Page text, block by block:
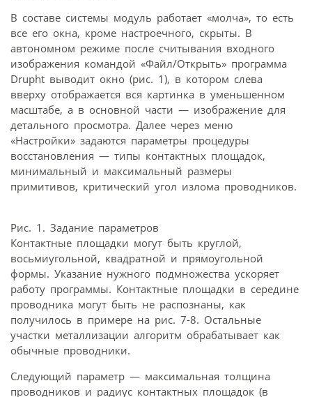
В составе системы модуль работает «молча», то есть
все его окна, кроме настроечного, скрыты. В
автономном режиме после считывания входного
изображения командой «Файл/Открыть» программа
Drupht выводит окно (рис. 1), в котором слева
вверху отображается вся картинка в уменьшенном
масштабе, а в основной части — изображение для
детального просмотра. Далее через меню
«Настройки» задаются параметры процедуры
восстановления — типы контактных площадок,
минимальный и максимальный размеры
примитивов, критический угол излома проводников.
Рис. 1. Задание параметров
Контактные площадки могут быть круглой,
восьмиугольной, квадратной и прямоугольной
формы. Указание нужного подмножества ускоряет
работу программы. Контактные площадки в середине
проводника могут быть не распознаны, как
получилось в примере на рис. 7-8. Остальные
участки металлизации алгоритм обрабатывает как
обычные проводники.
Следующий параметр — максимальная толщина
проводников и радиус контактных площадок (в